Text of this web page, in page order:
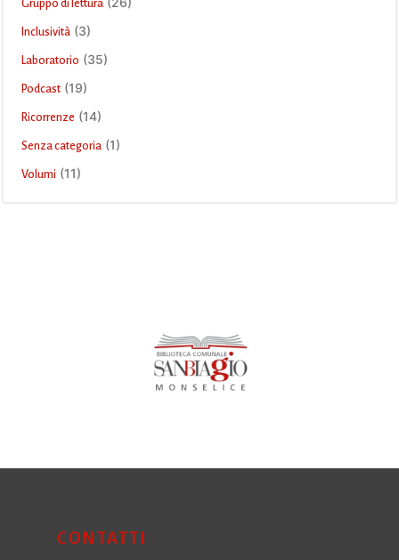
Gruppo di lettura
Inclusività (3)
Laboratorio (35)
Podcast (19)
Ricorrenze (14)
Senza categoria (1)
Volumi (11)
CONTATTI